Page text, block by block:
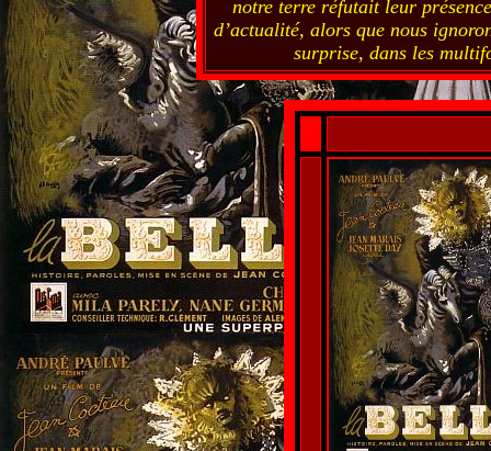
notre terre réfutait leur
d’actualité, alors que nous
surprise, dans les